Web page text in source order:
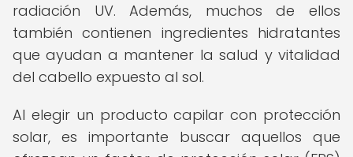
radiación UV. Además, muchos de ellos
también contienen ingredientes hidratantes
que ayudan a mantener la salud y vitalidad
del cabello expuesto al sol.
Al elegir un producto capilar con protección
solar, es importante buscar aquellos que